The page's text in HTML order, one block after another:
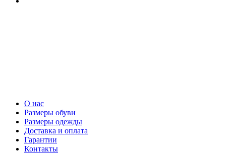
О нас
Размеры обуви
Размеры одежды
Доставка и оплата
Гарантии
Контакты